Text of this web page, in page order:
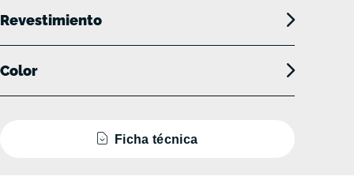
Revestimiento
Color
Ficha técnica